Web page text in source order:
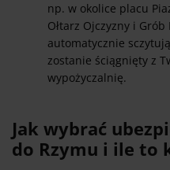
np. w okolice placu
Ołtarz Ojczyzny i
automatycznie
zostanie ściągnięty z
wypożyczalnię.
Jak wybrać
do Rzymu i ile to